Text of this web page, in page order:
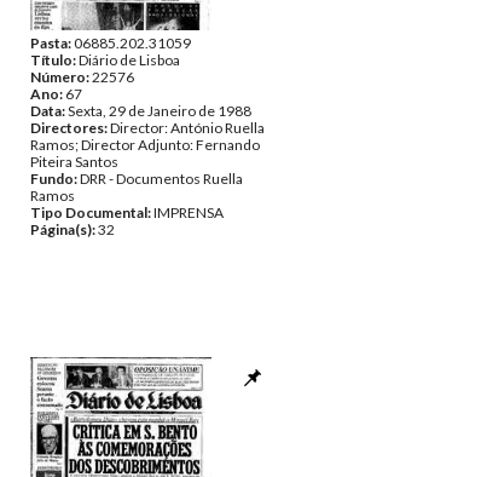
Pasta:06885.202.31059
Título:Diário de Lisboa
Número:22576
Ano: 67
Data:Sexta, 29 de Janeiro de 1988
Directores:Director: António Ruella
Ramos; Director Adjunto: Fernando
Piteira Santos
Fundo:DRR - Documentos Ruella
Ramos
Tipo Documental:IMPRENSA
Página(s):32